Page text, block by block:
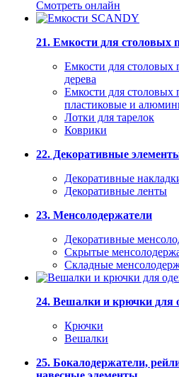
Смотреть онлайн
21. Емкости для столовых
Емкости для столовых
дерева
Емкости для столовых
пластиковые и
Лотки для тарелок
Коврики
22. Декоративные
Декоративные
Декоративные ленты
23. Менсолодержатели
Декоративные
Скрытые
Складные
24. Вешалки и крючки для
Крючки
Вешалки
25. Бокалодержатели,